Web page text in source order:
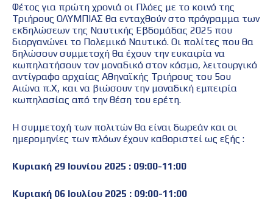
Φέτος για πρώτη χρονιά οι Πλόες με το κοινό της
Τριήρους ΟΛΥΜΠΙΑΣ θα ενταχθούν στο πρόγραμμα των
εκδηλώσεων της Ναυτικής Εβδομάδας 2025 που
διοργανώνει το Πολεμικό Ναυτικό. Οι πολίτες που θα
δηλώσουν συμμετοχή θα έχουν την ευκαιρία να
κωπηλατήσουν τον μοναδικό στον κόσμο, λειτουργικό
αντίγραφο αρχαίας Αθηναϊκής Τριήρους του 5ου
Αιώνα π.Χ, και να βιώσουν την μοναδική εμπειρία
κωπηλασίας από την θέση του ερέτη.
Η συμμετοχή των πολιτών θα είναι δωρεάν και οι
ημερομηνίες των πλόων έχουν καθοριστεί ως εξής :
Κυριακή 29 Ιουνίου 2025 : 09:00-11:00
Κυριακή 06 Ιουλίου 2025 : 09:00-11:00